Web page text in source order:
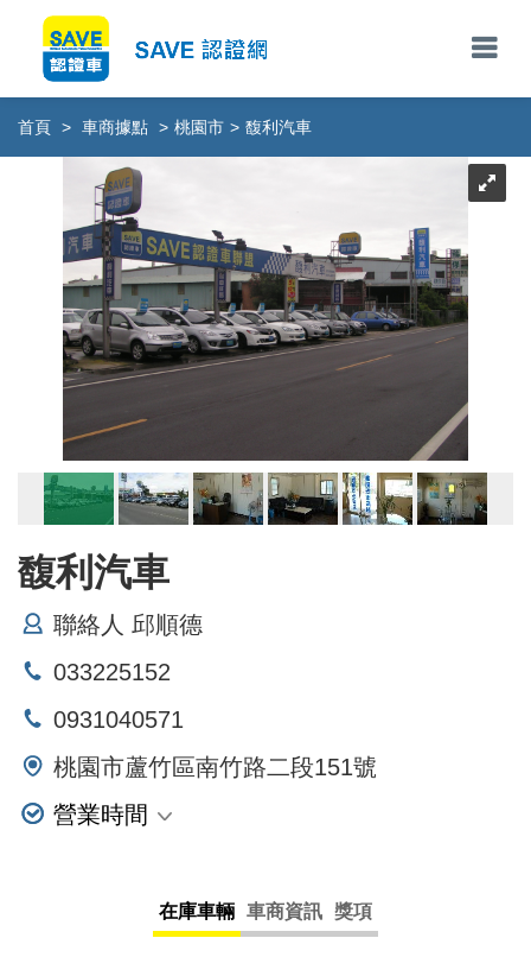
首頁 > 車商據點 > 桃園市 > 馥利汽車
馥利汽車
聯絡人 邱順德
033225152
0931040571
桃園市蘆竹區南竹路二段151號
營業時間
在庫車輛 車商資訊 獎項